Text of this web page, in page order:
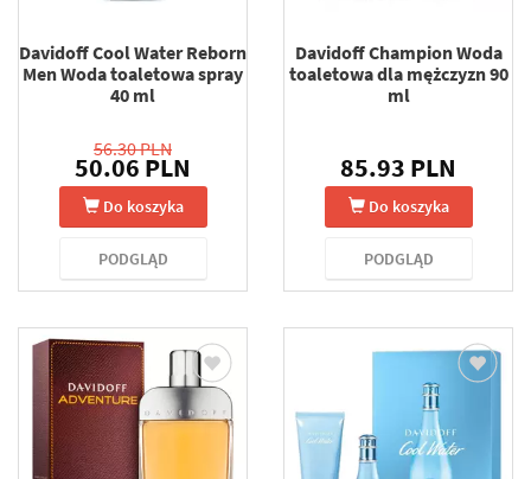
Davidoff Cool Water Reborn
Men Woda toaletowa spray
40 ml
56.30 PLN
50.06 PLN
Do koszyka
PODGLĄD
Davidoff Champion Woda
toaletowa dla mężczyzn 90
ml
85.93 PLN
Do koszyka
PODGLĄD